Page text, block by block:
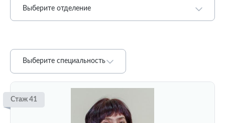
Выберите отделение
Выберите специальность
Стаж 41